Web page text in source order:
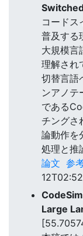
コードス
普及する
大規模言
理解され
切替言語
ンアノテ
である
チングさ
論動作を
処理と推
論文 参
Large